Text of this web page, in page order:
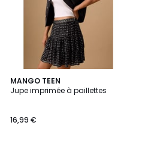
MANGO TEEN
Jupe imprimée à paillettes
16,99 €